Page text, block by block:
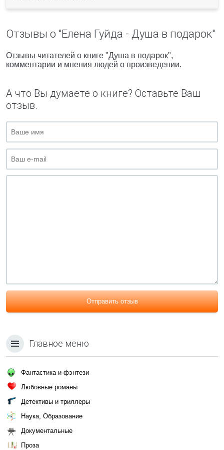
Отзывы о "Елена Гуйда - Душа в подарок"
Отзывы читателей о книге "Душа в подарок",
комментарии и мнения людей о произведении.
А что Вы думаете о книге? Оставьте Ваш
отзыв.
Отправить отзыв
Главное меню
Фантастика и фэнтези
Любовные романы
Детективы и триллеры
Наука, Образование
Документальные
Проза